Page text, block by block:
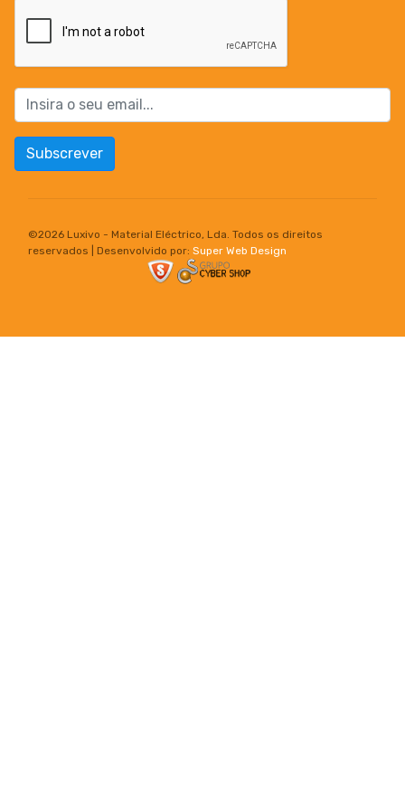
Subscrever
©2026 Luxivo - Material Eléctrico, Lda. Todos os direitos
reservados | Desenvolvido por: Super Web Design